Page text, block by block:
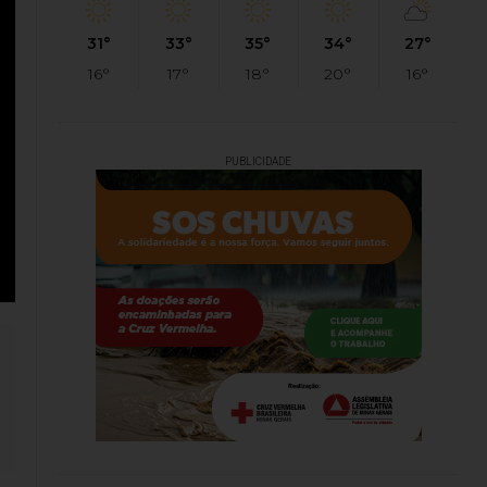
31°
16°
33°
17°
35°
18°
34°
20°
27°
16°
PUBLICIDADE